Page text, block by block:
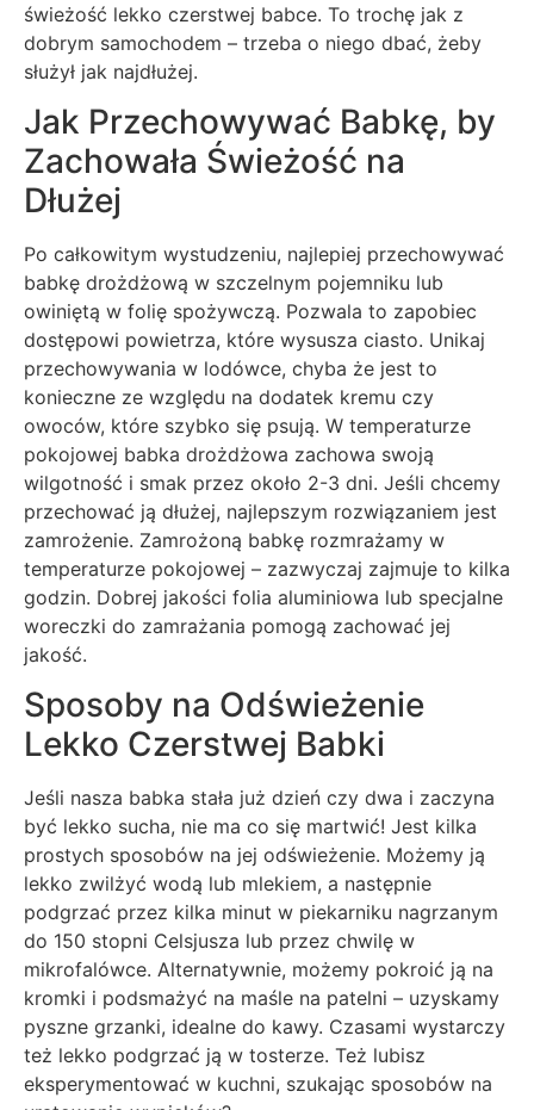
świeżość lekko czerstwej babce. To trochę jak z
dobrym samochodem – trzeba o niego dbać, żeby
służył jak najdłużej.
Jak Przechowywać Babkę, by
Zachowała Świeżość na
Dłużej
Po całkowitym wystudzeniu, najlepiej przechowywać
babkę drożdżową w szczelnym pojemniku lub
owiniętą w folię spożywczą. Pozwala to zapobiec
dostępowi powietrza, które wysusza ciasto. Unikaj
przechowywania w lodówce, chyba że jest to
konieczne ze względu na dodatek kremu czy
owoców, które szybko się psują. W temperaturze
pokojowej babka drożdżowa zachowa swoją
wilgotność i smak przez około 2-3 dni. Jeśli chcemy
przechować ją dłużej, najlepszym rozwiązaniem jest
zamrożenie. Zamrożoną babkę rozmrażamy w
temperaturze pokojowej – zazwyczaj zajmuje to kilka
godzin. Dobrej jakości folia aluminiowa lub specjalne
woreczki do zamrażania pomogą zachować jej
jakość.
Sposoby na Odświeżenie
Lekko Czerstwej Babki
Jeśli nasza babka stała już dzień czy dwa i zaczyna
być lekko sucha, nie ma co się martwić! Jest kilka
prostych sposobów na jej odświeżenie. Możemy ją
lekko zwilżyć wodą lub mlekiem, a następnie
podgrzać przez kilka minut w piekarniku nagrzanym
do 150 stopni Celsjusza lub przez chwilę w
mikrofalówce. Alternatywnie, możemy pokroić ją na
kromki i podsmażyć na maśle na patelni – uzyskamy
pyszne grzanki, idealne do kawy. Czasami wystarczy
też lekko podgrzać ją w tosterze. Też lubisz
eksperymentować w kuchni, szukając sposobów na